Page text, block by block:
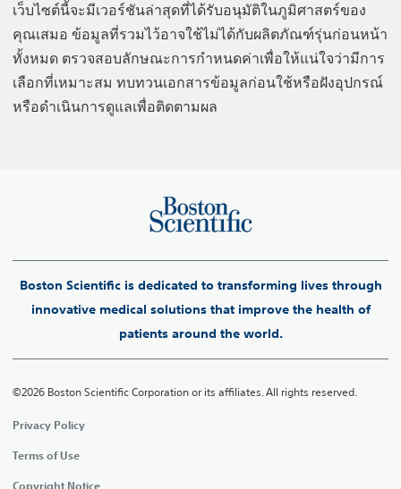
เว็บไซต์นี้จะมีเวอร์ชันล่าสุดที่ได้รับอนุมัติในภูมิศาสตร์ของ
คุณเสมอ ข้อมูลที่รวมไว้อาจใช้ไม่ได้กับผลิตภัณฑ์รุ่นก่อนหน้า
ทั้งหมด ตรวจสอบลักษณะการกำหนดค่าเพื่อให้แน่ใจว่ามีการ
เลือกที่เหมาะสม ทบทวนเอกสารข้อมูลก่อนใช้หรือฝังอุปกรณ์
หรือดำเนินการดูแลเพื่อติดตามผล
Boston Scientific is dedicated to transforming lives through
innovative medical solutions that improve the health of
patients around the world.
©2026 Boston Scientific Corporation or its affiliates. All rights reserved.
Privacy Policy
Terms of Use
Copyright Notice